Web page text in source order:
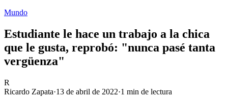
Mundo
Estudiante le hace un trabajo a la chica
que le gusta, reprobó: "nunca pasé tanta
vergüenza"
R
Ricardo Zapata·13 de abril de 2022·1 min de lectura